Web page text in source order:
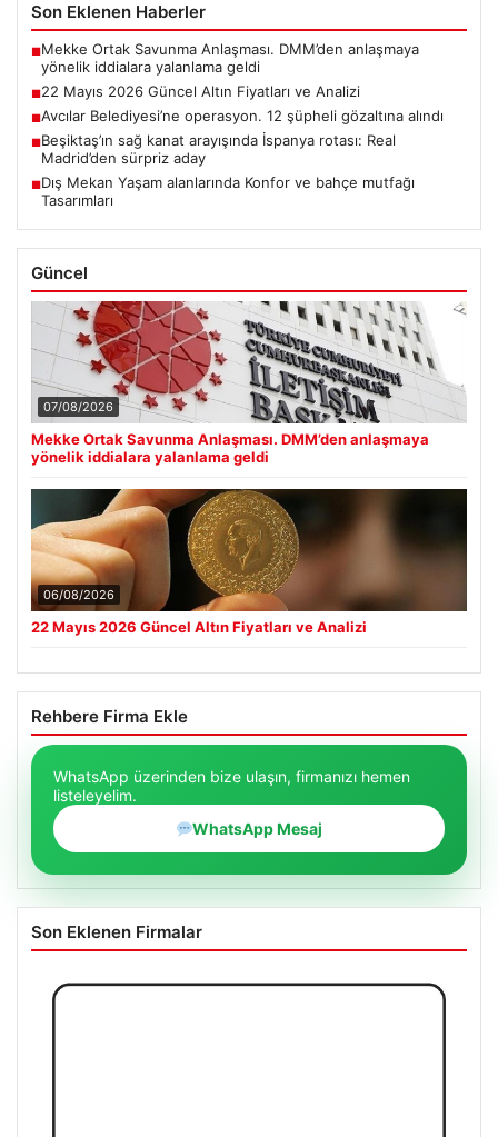
Son Eklenen Haberler
■Mekke Ortak Savunma Anlaşması. DMM’den anlaşmaya
yönelik iddialara yalanlama geldi
■22 Mayıs 2026 Güncel Altın Fiyatları ve Analizi
■Avcılar Belediyesi’ne operasyon. 12 şüpheli gözaltına alındı
■Beşiktaş’ın sağ kanat arayışında İspanya rotası: Real
Madrid’den sürpriz aday
■Dış Mekan Yaşam alanlarında Konfor ve bahçe mutfağı
Tasarımları
Güncel
07/08/2026
Mekke Ortak Savunma Anlaşması. DMM’den anlaşmaya
yönelik iddialara yalanlama geldi
06/08/2026
22 Mayıs 2026 Güncel Altın Fiyatları ve Analizi
Rehbere Firma Ekle
WhatsApp üzerinden bize ulaşın, firmanızı hemen
listeleyelim.
WhatsApp Mesaj
Son Eklenen Firmalar